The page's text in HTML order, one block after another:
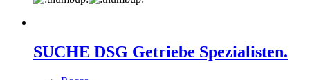
SUCHE DSG Getriebe Spezialisten.